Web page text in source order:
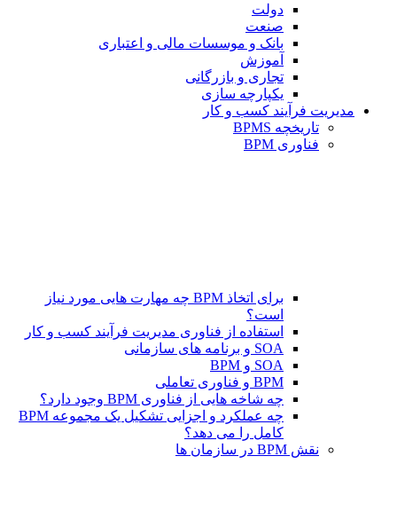
دولت
صنعت
بانک و موسسات مالی و اعتباری
آموزش
تجاری و بازرگانی
یکپارچه سازی
مدیریت فرآیند کسب و کار
تاریخچه BPMS
فناوری BPM
برای اتخاذ BPM چه مهارت هایی مورد نیاز
است؟
استفاده از فناوری مدیریت فرآیند کسب و کار
SOA و برنامه های سازمانی
SOA و BPM
BPM و فناوری تعاملی
چه شاخه هایی از فناوری BPM وجود دارد؟
چه عملکرد و اجزایی تشکیل یک مجموعه BPM
کامل را می دهد؟
نقش BPM در سازمان ها